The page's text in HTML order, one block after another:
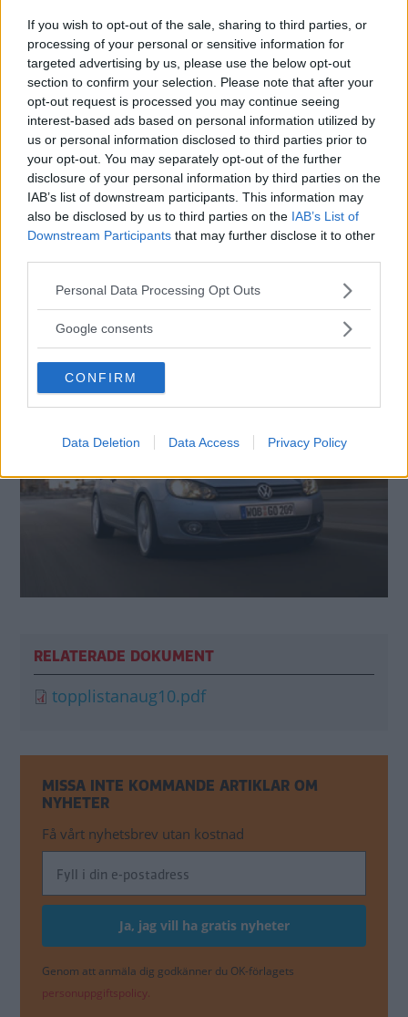
If you wish to opt-out of the sale, sharing to third parties, or
processing of your personal or sensitive information for
targeted advertising by us, please use the below opt-out
section to confirm your selection. Please note that after your
opt-out request is processed you may continue seeing
interest-based ads based on personal information utilized by
us or personal information disclosed to third parties prior to
your opt-out. You may separately opt-out of the further
disclosure of your personal information by third parties on the
IAB’s list of downstream participants. This information may
also be disclosed by us to third parties on the IAB’s List of
Downstream Participants that may further disclose it to other
Please note that this website/app uses one or more Google
not limited to your visit or usage behaviour. You may click to
use your data for below specified purposes in below Google
consent section.
Personal Data Processing Opt Outs
Google consents
CONFIRM
Data Deletion Data Access Privacy Policy
Toyota Yaris
Toyota Avensis
Skoda Octavia
Nissan Qashqai
Mercedes E Klass
BMW 5-Serie
Skoda Fabia.
Se hela försäljningslistan med 310 modeller.
augusti?
RELATERADE DOKUMENT
topplistanaug10.pdf
MISSA INTE KOMMANDE ARTIKLAR OM
NYHETER
Få vårt nyhetsbrev utan kostnad
Genom att anmäla dig godkänner du OK-förlagets
personuppgiftspolicy.